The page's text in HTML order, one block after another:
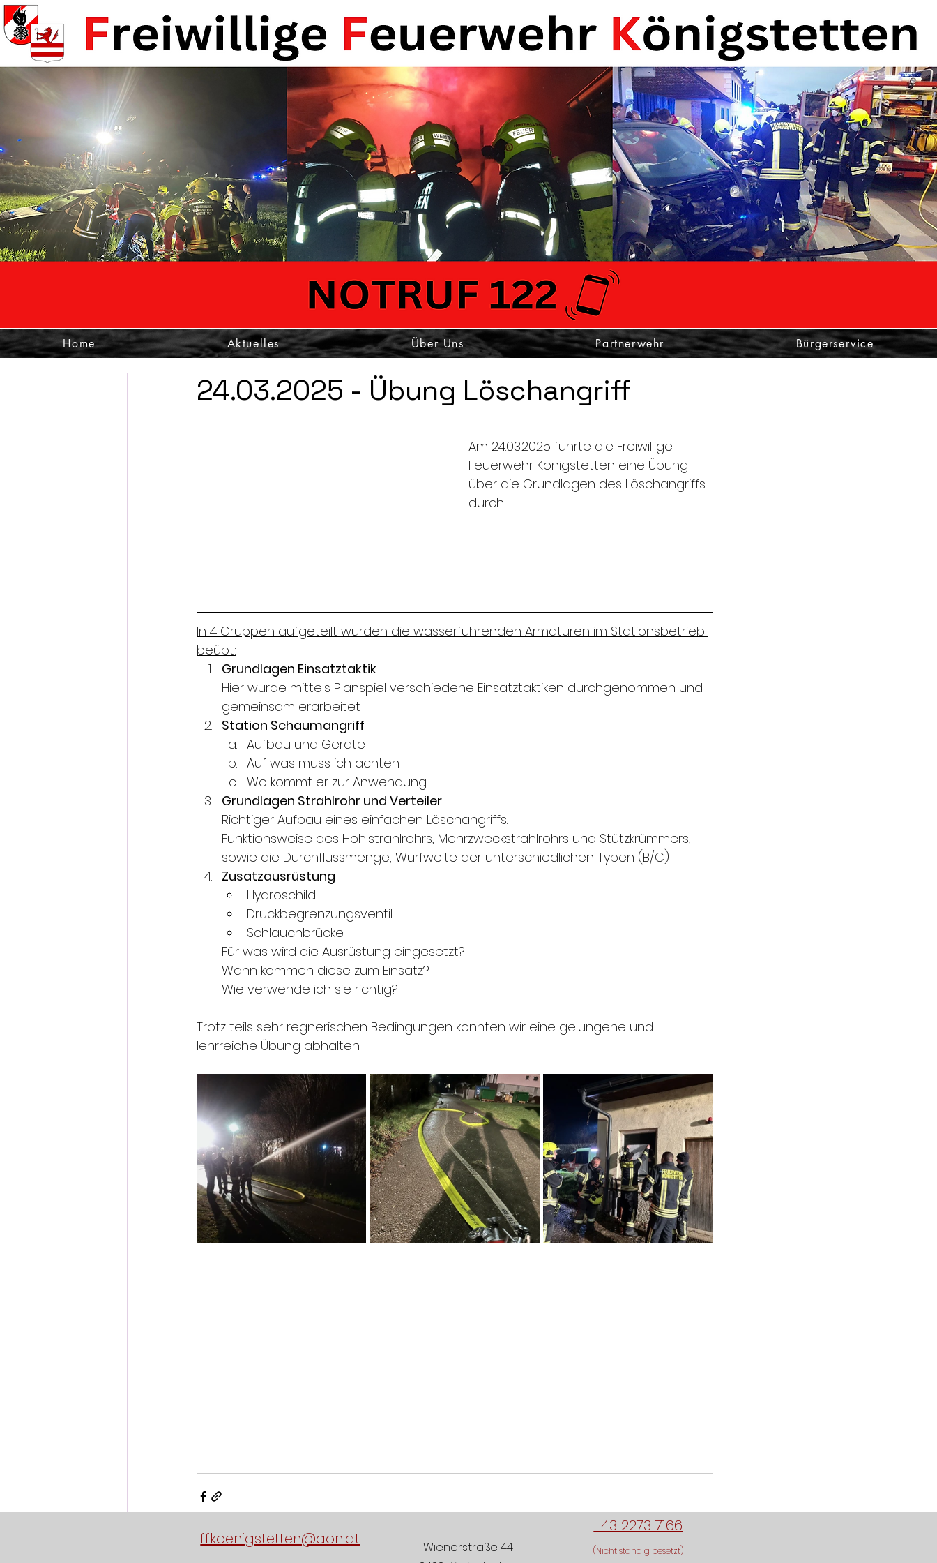
24.03.2025 - Übung Löschangriff
Am 24.03.2025 führte die Freiwillige
Feuerwehr Königstetten eine Übung
über die Grundlagen des Löschangriffs
durch.
In 4 Gruppen aufgeteilt wurden die wasserführenden Armaturen im Stationsbetrieb
beübt:
Grundlagen Einsatztaktik
Hier wurde mittels Planspiel verschiedene Einsatztaktiken durchgenommen und
gemeinsam erarbeitet
Station Schaumangriff
Aufbau und Geräte
Auf was muss ich achten
Wo kommt er zur Anwendung
Grundlagen Strahlrohr und Verteiler
Richtiger Aufbau eines einfachen Löschangriffs.
Funktionsweise des Hohlstrahlrohrs, Mehrzweckstrahlrohrs und Stützkrümmers,
sowie die Durchflussmenge, Wurfweite der unterschiedlichen Typen (B/C)
Zusatzausrüstung
Hydroschild
Druckbegrenzungsventil
Schlauchbrücke
Für was wird die Ausrüstung eingesetzt?
Wann kommen diese zum Einsatz?
Wie verwende ich sie richtig?
Trotz teils sehr regnerischen Bedingungen konnten wir eine gelungene und
lehrreiche Übung abhalten
Home Aktuelles Über Uns Partnerwehr Bürgerservice
ffkoenigstetten@aon.at
Wienerstraße 44
+43 2273 7166
(Nicht ständig besetzt)